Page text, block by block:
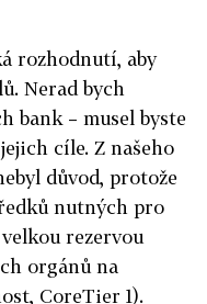
rozhodnutí, aby
Nerad bych
bank – musel byste
cíle. Z našeho
důvod, protože
nutných pro
rezervou
orgánů na
CoreTier 1).